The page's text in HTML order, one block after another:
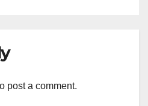
post a comment.